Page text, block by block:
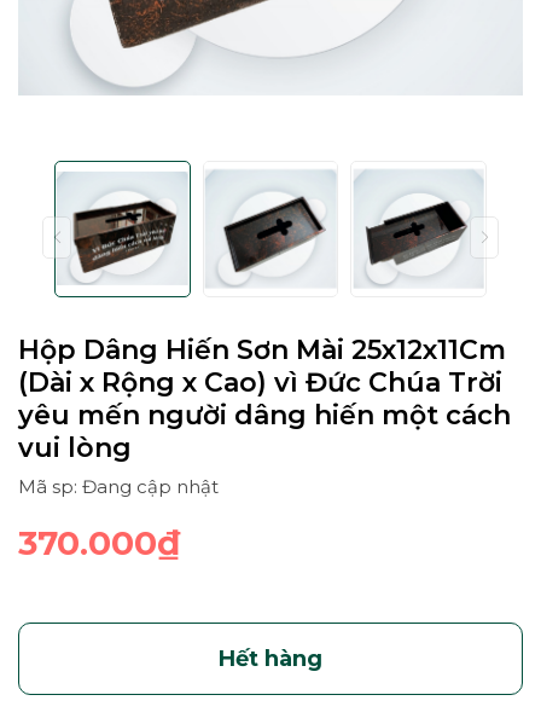
Hộp Dâng Hiến Sơn Mài 25x12x11Cm
(Dài x Rộng x Cao) vì Đức Chúa Trời
yêu mến người dâng hiến một cách
vui lòng
Mã sp: Đang cập nhật
370.000₫
Hết hàng